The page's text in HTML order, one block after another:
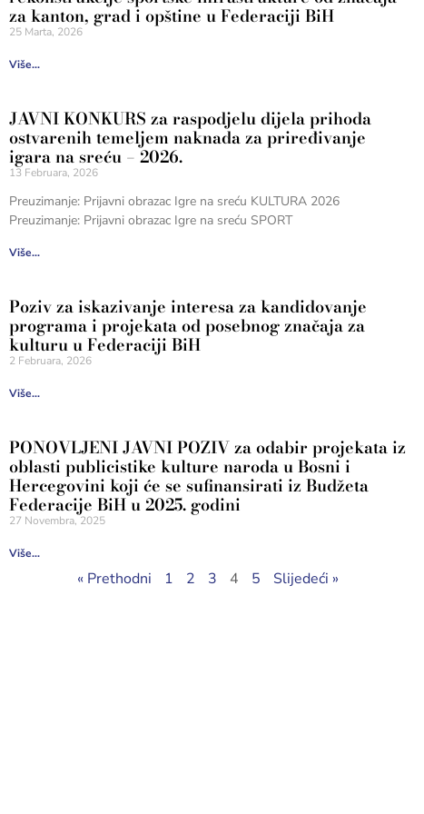
za kanton, grad i opštine u Federaciji BiH
25 Marta, 2026
Više...
JAVNI KONKURS za raspodjelu dijela prihoda
ostvarenih temeljem naknada za priređivanje
igara na sreću – 2026.
13 Februara, 2026
Preuzimanje: Prijavni obrazac Igre na sreću KULTURA 2026
Preuzimanje: Prijavni obrazac Igre na sreću SPORT
Više...
Poziv za iskazivanje interesa za kandidovanje
programa i projekata od posebnog značaja za
kulturu u Federaciji BiH
2 Februara, 2026
Više...
PONOVLJENI JAVNI POZIV za odabir projekata iz
oblasti publicistike kulture naroda u Bosni i
Hercegovini koji će se sufinansirati iz Budžeta
Federacije BiH u 2025. godini
27 Novembra, 2025
Više...
« Prethodni 1 2 3 4 5 Slijedeći »